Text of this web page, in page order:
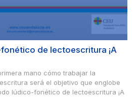
de lectoescritura ¡A
mano cómo trabajar la
será el objetivo que englobe
lúdico-fonético de lectoescritura ¡A